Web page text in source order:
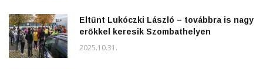
Eltűnt Lukóczki László – továbbra is nagy
erőkkel keresik Szombathelyen
2025.10.31.